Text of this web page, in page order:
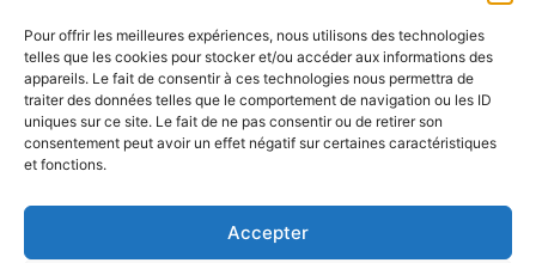
Pour offrir les meilleures expériences, nous utilisons des technologies
telles que les cookies pour stocker et/ou accéder aux informations des
appareils. Le fait de consentir à ces technologies nous permettra de
traiter des données telles que le comportement de navigation ou les ID
uniques sur ce site. Le fait de ne pas consentir ou de retirer son
consentement peut avoir un effet négatif sur certaines caractéristiques
et fonctions.
Accepter
Horaires d’ouverture au public :
Du 1er septembre au 30 juin 2026 (hors juillet et août)
du lundi au vendredi de 9h50 à 12h30 et de
Du 1er juillet au 31 août 2026